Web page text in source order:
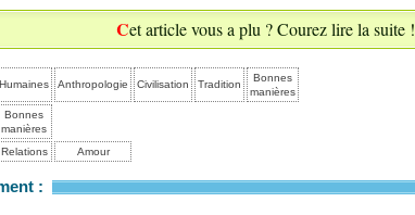
Cet article vous a plu ? Courez lire la suite !
Humaines Anthropologie Civilisation Tradition
Bonnes
manières
Bonnes
manières
Relations
Amour
: